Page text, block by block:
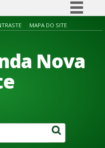
Simplifique!
Participe
Acesso à informação
MAPA DO SITE
Nova